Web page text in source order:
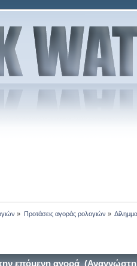
» Προτάσεις αγοράς ρολογιών »
επόμενη αγορά